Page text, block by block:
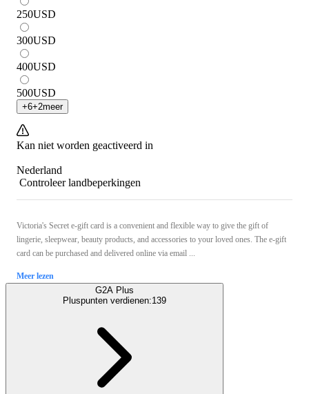
250USD
300USD
400USD
500USD
+6+2meer
Kan niet worden geactiveerd in
Nederland
Controleer landbeperkingen
Victoria's Secret e-gift card is a convenient and flexible way to give the gift of
lingerie, sleepwear, beauty products, and accessories to your loved ones. The e-gift
card can be purchased and delivered online via email ...
Meer lezen
G2A Plus
Pluspunten verdienen:139